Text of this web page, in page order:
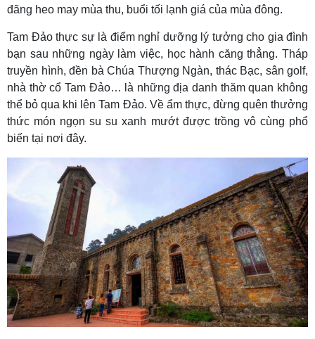
đãng heo may mùa thu, buổi tối lạnh giá của mùa đông.
Tam Đảo thực sự là điểm nghỉ dưỡng lý tưởng cho gia đình
bạn sau những ngày làm việc, học hành căng thẳng. Tháp
truyền hình, đền bà Chúa Thượng Ngàn, thác Bạc, sân golf,
nhà thờ cổ Tam Đảo… là những địa danh thăm quan không
thể bỏ qua khi lên Tam Đảo. Về ẩm thực, đừng quên thưởng
thức món ngọn su su xanh mướt được trồng vô cùng phổ
biến tại nơi đây.